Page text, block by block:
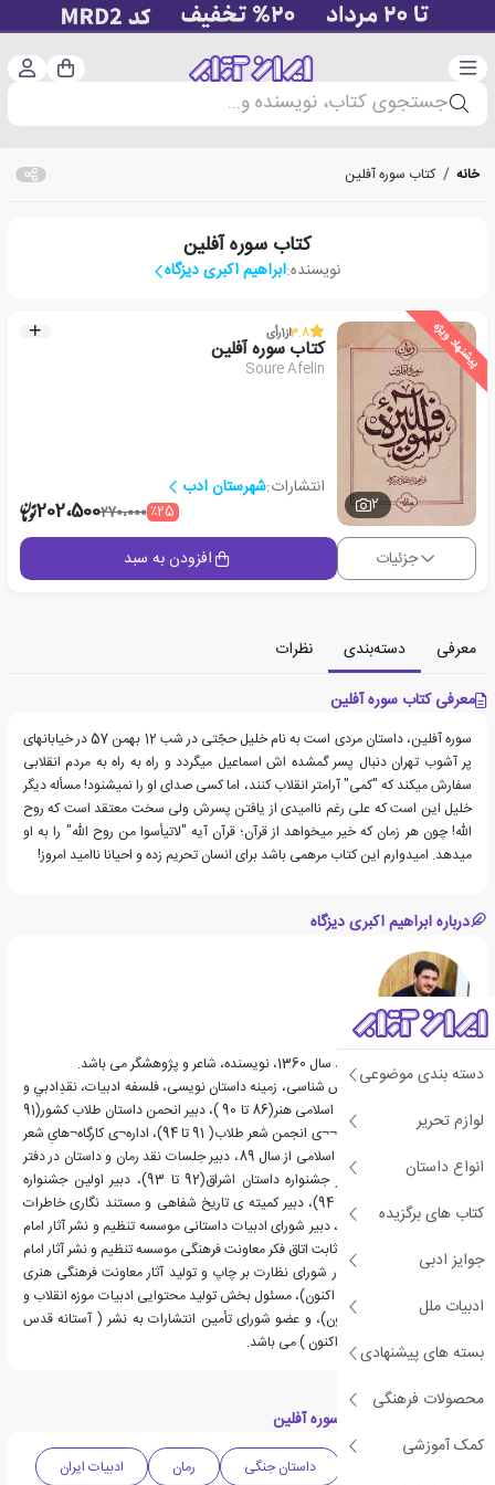
دسته‌بندی سبد
جستجوی کتاب، نویسنده و...
دسته بندی موضوعی
لوازم تحریر
انواع داستان
کتاب های برگزیده
جوایز ادبی
ادبیات ملل
بسته های پیشنهادی
محصولات فرهنگی
کمک آموزشی
خانه / کتاب سوره آفلین
کتاب سوره آفلین
نویسنده:ابراهیم اکبری دیزگاه
پیشنهاد ویژه
2
3.8از1رأی
کتاب سوره آفلین
Soure Afelin
انتشارات:شهرستان ادب
٪25270،000202،500
جزئیات افزودن به سبد
معرفی دسته‌بندی
نظرات
معرفی کتاب سوره آفلین
سوره آفلین، داستان مردی است به نام خلیل حجّتی در شب 12 بهمن 57 در خیابانهای
پر آشوب تهران دنبال پسر گمشده اش اسماعیل میگردد و راه به راه به مردم انقلابی
سفارش میکند که "کمی" آرامتر انقلاب کنند، اما کسی صدای او را نمیشنود! مسأله دیگر
خلیل این است که علی رغم ناامیدی از یافتن پسرش ولی سخت معتقد است که روح
الله! چون هر زمان که خیر میخواهد از قرآن؛ قرآن آیه "لاتیأسوا من روح الله" را به او
میدهد. امیدوارم این کتاب مرهمی باشد برای انسان تحریم زده و احیانا ناامید امروز!
درباره ابراهیم اکبری دیزگاه
ابراهیم اکبری دیزگاه متولد سال 1360، نویسنده، شاعر و پژوهشگر می باشد.
وی مدس و محقق در روش شناسی، زمینه داستان نویسی، فلسفه ادبيات، نقدِادبي و
نظریه‌های ادبی در مدرسه اسلامی هنر(86 تا 90 )، دبیر انحمن داستان طلاب کشور(91
تا 94 )، عضو هیأت مدیره¬¬ی انجمن شعر طلاب( 91 تا 94)، اداره¬ی کارگاه¬هایِ شعر
و داستان در دفتر تبلیغات اسلامی از سال 89، دبیر جلسات نقد رمان و داستان در دفتر
تبلیغات(89 تا 92)، دبیر جشنواره داستان اشراق(92 تا 93)، دبیر اولین جشنواره
خاطره نگاری اشراق (سال 94)، دبیر کمیته ی تاریخ شفاهی و مستند نگاری خاطرات
حوزوی/دینی (هم اکنون)، دبیر شورای ادبیات داستانی موسسه تنظیم و نشر آثار امام
خمینی (هم اکنون)، عضو ثابت اتاق فکر معاونت فرهنگی موسسه تنظیم و نشر آثار امام
خمینی (هم اکنون)، عضور شورای نظارت بر چاپ و تولید آثار معاونت فرهنگی هنری
دفتر تبلیغات اسلامی (هم اکنون)، مسئول بخش تولید محتوایی ادبیات موزه انقلاب و
دفاع مقدس قم (هم اکنون)، و عضو شورای تأمین انتشارات به نشر ( آستانه قدس
رضوی ) واحد تهران ( هم اکنون ) می باشد.
دسته بندی های کتاب سوره آفلین
داستان جنگی رمان ادبیات ایران